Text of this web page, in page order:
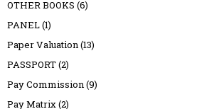
OTHER BOOKS (6)
PANEL(1)
Paper Valuation(13)
PASSPORT(2)
Pay Commission(9)
Pay Matrix(2)